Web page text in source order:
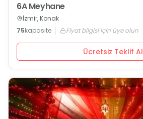
6A Meyhane
İzmir, Konak
75kapasite Fiyat bilgisi için üye olun
Ücretsiz Teklif Al